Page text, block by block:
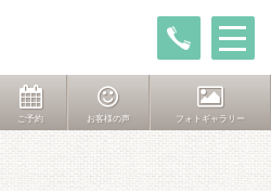
ご予約 お客様の声 フォトギャラリー